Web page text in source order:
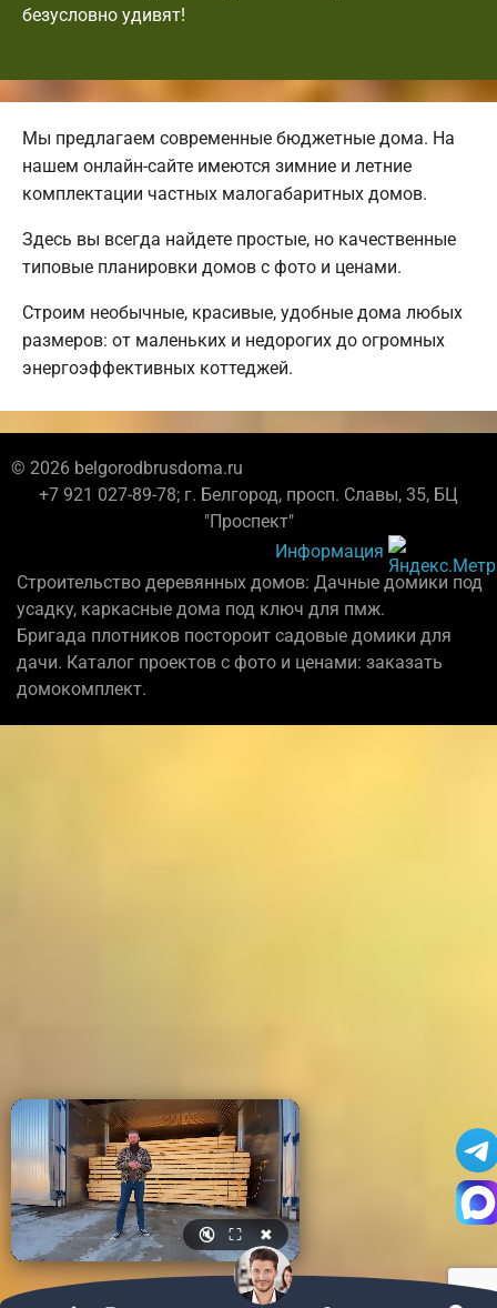
безусловно удивят!
Мы предлагаем современные бюджетные дома. На
нашем онлайн-сайте имеются зимние и летние
комплектации частных малогабаритных домов.
Здесь вы всегда найдете простые, но качественные
типовые планировки домов с фото и ценами.
Строим необычные, красивые, удобные дома любых
размеров: от маленьких и недорогих до огромных
энергоэффективных коттеджей.
© 2026 belgorodbrusdoma.ru
+7 921 027-89-78; г. Белгород, просп. Славы, 35, БЦ
"Проспект"
Информация
Строительство деревянных домов: Дачные домики под
усадку, каркасные дома под ключ для пмж.
Бригада плотников постороит садовые домики для
дачи. Каталог проектов с фото и ценами: заказать
домокомплект.
🔇 ⛶ ✖